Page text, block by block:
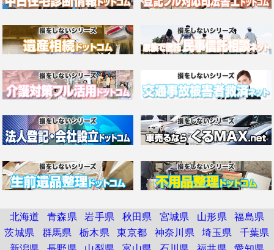
北海道 青森県 岩手県 秋田県 宮城県 山形県 福島県
茨城県 群馬県 栃木県 東京都 神奈川県 埼玉県 千葉県